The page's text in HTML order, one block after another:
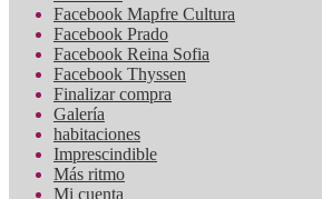
Facebook Mapfre Cultura
Facebook Prado
Facebook Reina Sofia
Facebook Thyssen
Finalizar compra
Galería
habitaciones
Imprescindible
Más ritmo
Mi cuenta